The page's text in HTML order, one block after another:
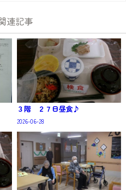
連記事
３階 ２７日昼食♪
2026-06-28